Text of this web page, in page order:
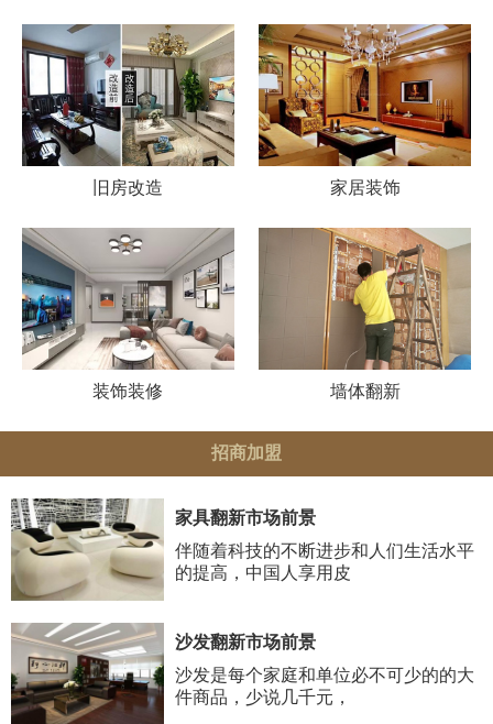
旧房改造 家居装饰
装饰装修 墙体翻新
招商加盟
家具翻新市场前景
伴随着科技的不断进步和人们生活水平
的提高，中国人享用皮
沙发翻新市场前景
沙发是每个家庭和单位必不可少的的大
件商品，少说几千元，